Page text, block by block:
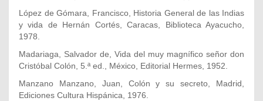
López de Gómara, Francisco, Historia General de las Indias
y vida de Hernán Cortés, Caracas, Biblioteca Ayacucho,
1978.
Madariaga, Salvador de, Vida del muy magnífico señor don
Cristóbal Colón, 5.ª ed., México, Editorial Hermes, 1952.
Manzano Manzano, Juan, Colón y su secreto, Madrid,
Ediciones Cultura Hispánica, 1976.